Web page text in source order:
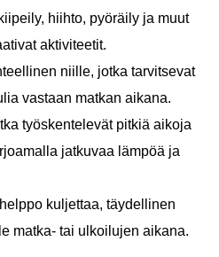
hiihto, pyöräily ja muut
aktiviteetit.
niille, jotka tarvitsevat
vastaan ​​matkan aikana.
työskentelevät pitkiä aikoja
jatkuvaa lämpöä ja
kuljettaa, täydellinen
matka- tai ulkoilujen aikana.